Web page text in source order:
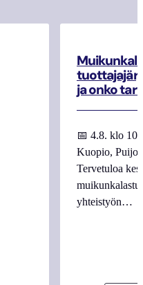
ja onko
📅 4.8. klo
Kuopio,
Tervetuloa
yhteistyön…